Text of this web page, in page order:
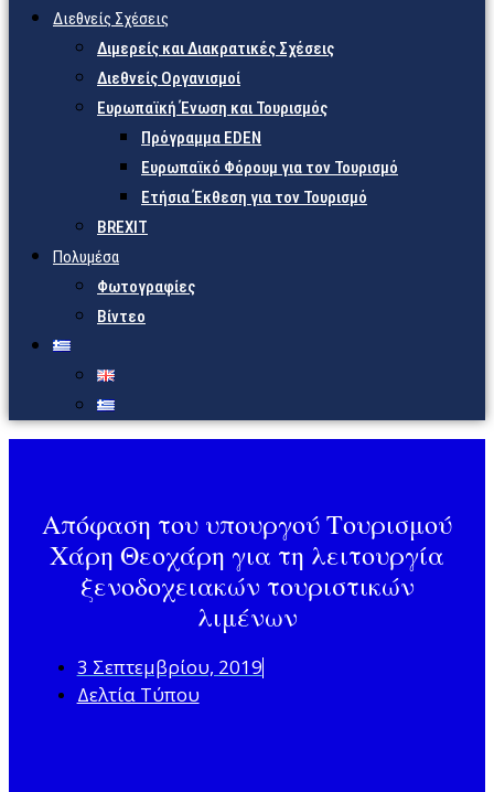
Διεθνείς Σχέσεις
Διμερείς και Διακρατικές Σχέσεις
Διεθνείς Οργανισμοί
Ευρωπαϊκή Ένωση και Τουρισμός
Πρόγραμμα EDEN
Ευρωπαϊκό Φόρουμ για τον Τουρισμό
Ετήσια Έκθεση για τον Τουρισμό
BREXIT
Πολυμέσα
Φωτογραφίες
Βίντεο
Aπόφαση του υπουργού Τουρισμού
Χάρη Θεοχάρη για τη λειτουργία
ξενοδοχειακών τουριστικών
λιμένων
3 Σεπτεμβρίου, 2019
Δελτία Τύπου